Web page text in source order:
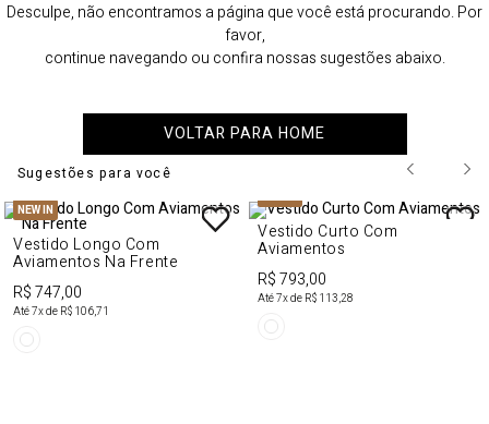
Desculpe, não encontramos a página que você está procurando. Por
favor,
continue navegando ou confira nossas sugestões abaixo.
VOLTAR PARA HOME
Sugestões para você
NEW IN
Vestido Longo Com
Aviamentos Na Frente
R$ 747,00
Até7x de R$ 106,71
NEW IN
Vestido Curto Com
Aviamentos
R$ 793,00
Até7x de R$ 113,28